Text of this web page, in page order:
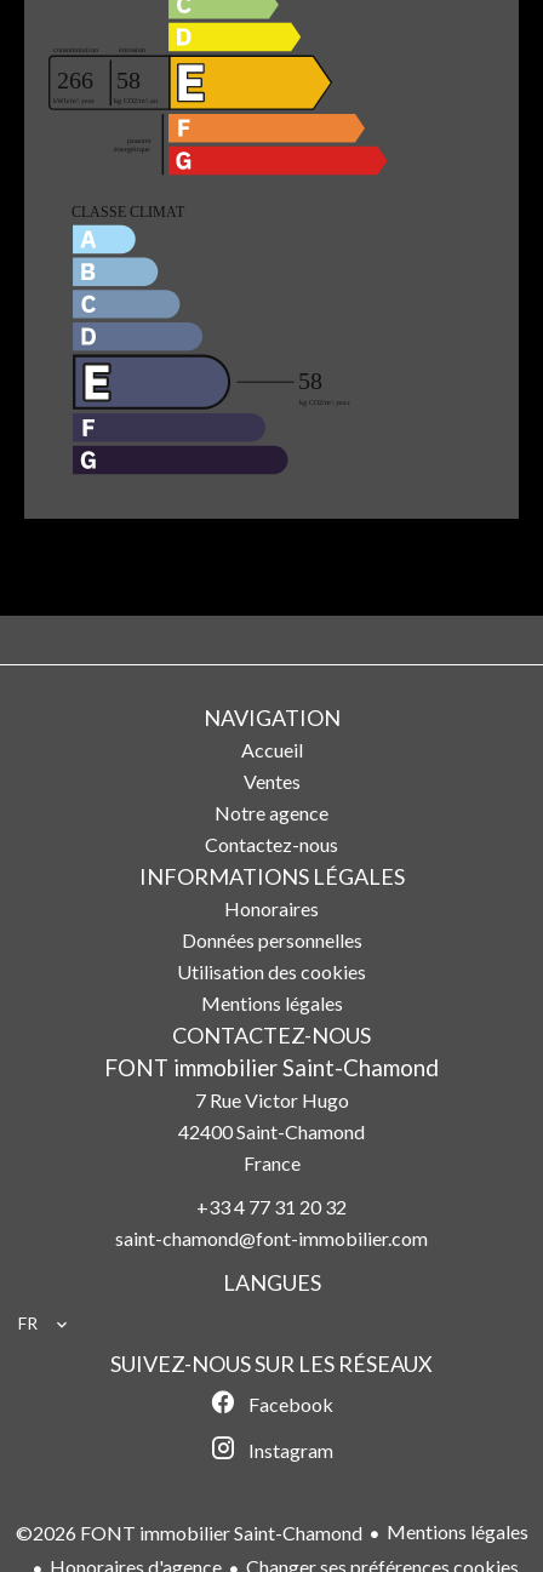
NAVIGATION
Accueil
Ventes
Notre agence
Contactez-nous
INFORMATIONS LÉGALES
Honoraires
Données personnelles
Utilisation des cookies
Mentions légales
CONTACTEZ-NOUS
FONT immobilier Saint-Chamond
7 Rue Victor Hugo
42400Saint-Chamond
France
+33 4 77 31 20 32
saint-chamond@font-immobilier.com
LANGUES
FR
SUIVEZ-NOUS SUR LES RÉSEAUX
Facebook
Instagram
©2026 FONT immobilier Saint-Chamond
Mentions légales
Honoraires d'agence
Changer ses préférences cookies